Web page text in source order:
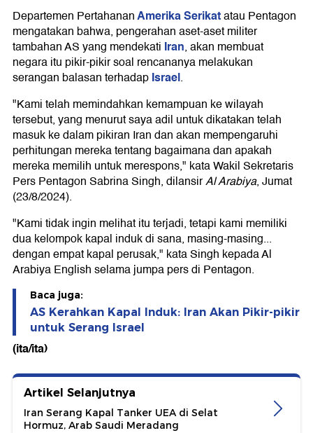
Departemen PertahananAmerika Serikatatau Pentagon
mengatakan bahwa, pengerahan aset-aset militer
tambahan AS yang mendekati Iran, akan membuat
negara itu pikir-pikir soal rencananya melakukan
serangan balasan terhadapIsrael.
"Kami telah memindahkan kemampuan ke wilayah
tersebut, yang menurut saya adil untuk dikatakan telah
masuk ke dalam pikiran Iran dan akan mempengaruhi
perhitungan mereka tentang bagaimana dan apakah
mereka memilih untuk merespons," kata Wakil Sekretaris
Pers Pentagon Sabrina Singh, dilansirAl Arabiya, Jumat
(23/8/2024).
"Kami tidak ingin melihat itu terjadi, tetapi kami memiliki
dua kelompok kapal induk di sana, masing-masing...
dengan empat kapal perusak," kata Singh kepada Al
Arabiya English selama jumpa pers di Pentagon.
Baca juga:
AS Kerahkan Kapal Induk: Iran Akan Pikir-pikir
untuk Serang Israel
(ita/ita)
Artikel Selanjutnya
Iran Serang Kapal Tanker UEA di Selat
Hormuz, Arab Saudi Meradang